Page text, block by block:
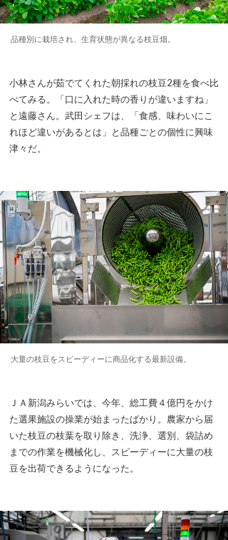
品種別に栽培され、生育状態が異なる枝豆畑。
小林さんが茹でてくれた朝採れの枝豆2種を食べ比
べてみる。「口に入れた時の香りが違いますね」
と遠藤さん。武田シェフは、「食感、味わいにこ
れほど違いがあるとは」と品種ごとの個性に興味
津々だ。
大量の枝豆をスピーディーに商品化する最新設備。
ＪＡ新潟みらいでは、今年、総工費４億円をかけ
た選果施設の操業が始まったばかり。農家から届
いた枝豆の枝葉を取り除き、洗浄、選別、袋詰め
までの作業を機械化し、スピーディーに大量の枝
豆を出荷できるようになった。